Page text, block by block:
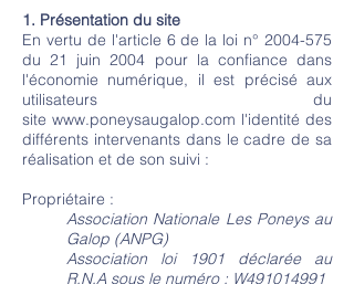
1. Présentation du site
En vertu de l'article 6 de la loi n° 2004-575
du 21 juin 2004 pour la confiance dans
l'économie numérique, il est précisé aux
utilisateurs du
site www.poneysaugalop.com l'identité des
différents intervenants dans le cadre de sa
réalisation et de son suivi :
Propriétaire :
Association Nationale Les Poneys au
Galop (ANPG)
Association loi 1901 déclarée au
R.N.A sous le numéro : W491014991